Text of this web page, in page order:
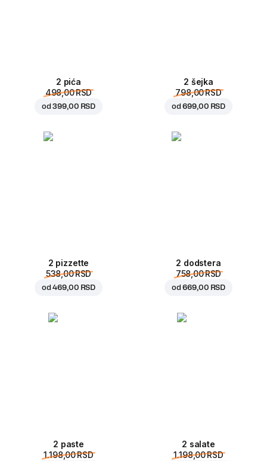
2 pića
498,00 RSD
od399,00 RSD
2 šejka
798,00 RSD
od699,00 RSD
2 pizzette
538,00 RSD
od469,00 RSD
2 dodstera
758,00 RSD
od669,00 RSD
2 paste
1.198,00 RSD
2 salate
1.198,00 RSD